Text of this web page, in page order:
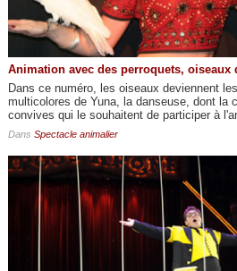
Animation avec des perroquets, oiseaux
Dans ce numéro, les oiseaux deviennent
multicolores de Yuna, la danseuse, dont la
convives qui le souhaitent de participer à
Dans Spectacle animalier